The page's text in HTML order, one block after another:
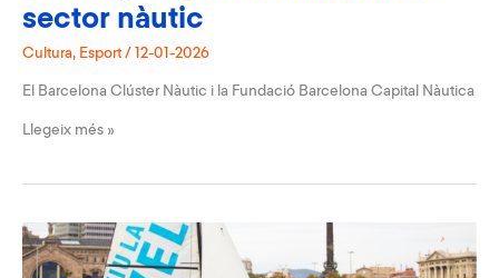
sector nàutic
Cultura, Esport / 12-01-2026
El Barcelona Clúster Nàutic i la Fundació Barcelona Capital Nàutica
Barcelona
i
Barcelona
Capital
Nàutica
Llegeix més »